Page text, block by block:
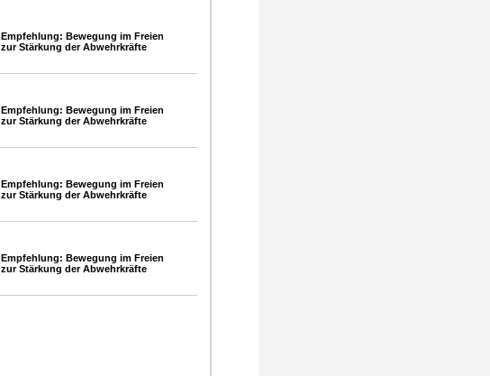
Empfehlung: Bewegung im Freien
zur Stärkung der Abwehrkräfte
Empfehlung: Bewegung im Freien
zur Stärkung der Abwehrkräfte
Empfehlung: Bewegung im Freien
zur Stärkung der Abwehrkräfte
Empfehlung: Bewegung im Freien
zur Stärkung der Abwehrkräfte